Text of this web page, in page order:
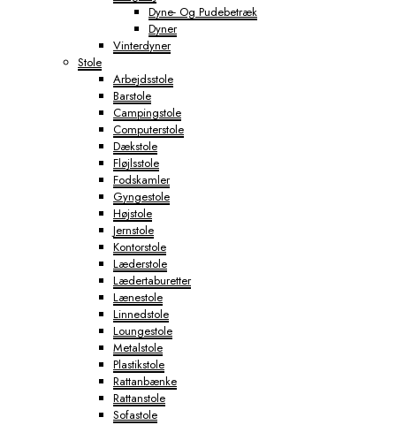
Dyne- Og Pudebetræk
Dyner
Vinterdyner
Stole
Arbejdsstole
Barstole
Campingstole
Computerstole
Dækstole
Fløjlsstole
Fodskamler
Gyngestole
Højstole
Jernstole
Kontorstole
Læderstole
Lædertaburetter
Lænestole
Linnedstole
Loungestole
Metalstole
Plastikstole
Rattanbænke
Rattanstole
Sofastole